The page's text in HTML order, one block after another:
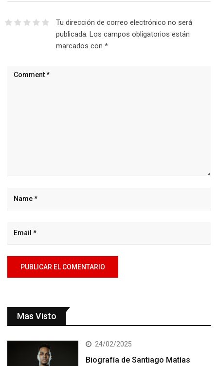
Tu dirección de correo electrónico no será
publicada. Los campos obligatorios están
marcados con *
Mas Visto
24/02/2025
Biografía de Santiago Matías